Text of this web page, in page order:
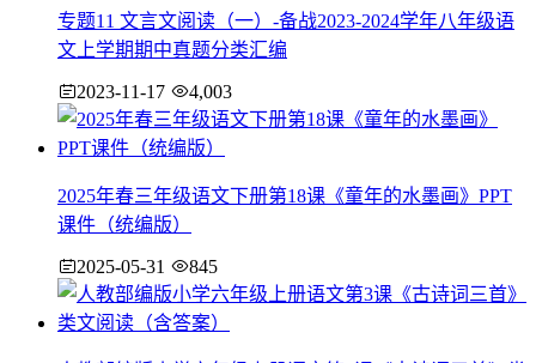
专题11 文言文阅读（一）-备战2023-2024学年八年级语
文上学期期中真题分类汇编
2023-11-17 4,003
2025年春三年级语文下册第18课《童年的水墨画》PPT
课件（统编版）
2025-05-31 845